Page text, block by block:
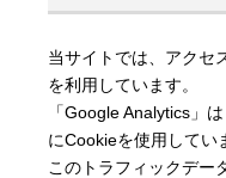
当サイトでは、アクセ
を利用しています。
「Google Analytics」
にCookieを使用してい
このトラフィックデー